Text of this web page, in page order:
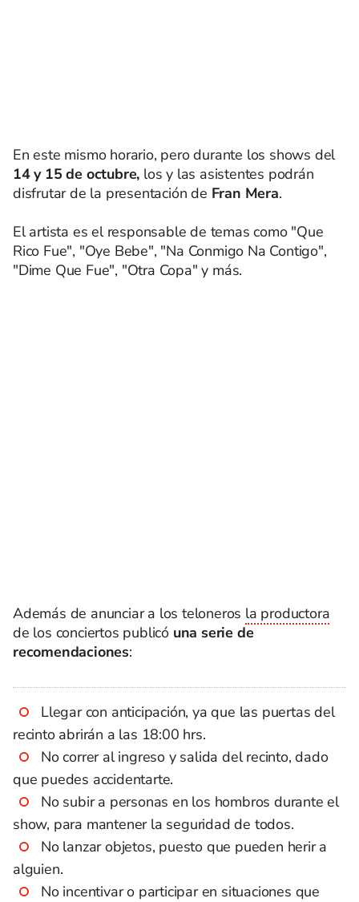
En este mismo horario, pero durante los shows del
14 y 15 de octubre, los y las asistentes podrán
disfrutar de la presentación de Fran Mera.
El artista es el responsable de temas como "Que
Rico Fue", "Oye Bebe", "Na Conmigo Na Contigo",
"Dime Que Fue", "Otra Copa" y más.
Además de anunciar a los teloneros la productora
de los conciertos publicó una serie de
recomendaciones:
Llegar con anticipación, ya que las puertas del
recinto abrirán a las 18:00 hrs.
No correr al ingreso y salida del recinto, dado
que puedes accidentarte.
No subir a personas en los hombros durante el
show, para mantener la seguridad de todos.
No lanzar objetos, puesto que pueden herir a
alguien.
No incentivar o participar en situaciones que